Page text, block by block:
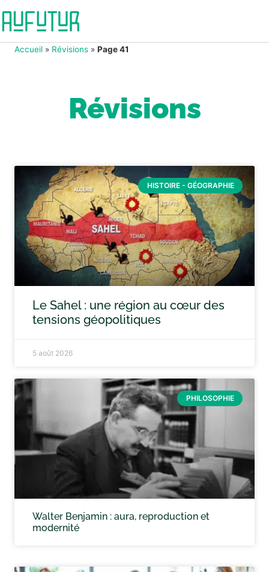
Accueil » Révisions » Page 41
Révisions
HISTOIRE - GÉOGRAPHIE
Le Sahel : une région au cœur des
tensions géopolitiques
5 août 2026
PHILOSOPHIE
Walter Benjamin : aura, reproduction et
modernité